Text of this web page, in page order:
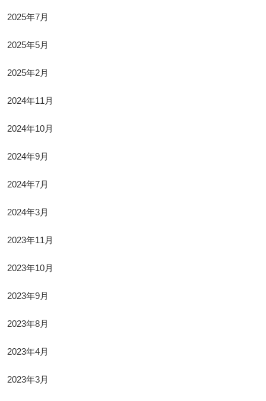
2025年7月
2025年5月
2025年2月
2024年11月
2024年10月
2024年9月
2024年7月
2024年3月
2023年11月
2023年10月
2023年9月
2023年8月
2023年4月
2023年3月